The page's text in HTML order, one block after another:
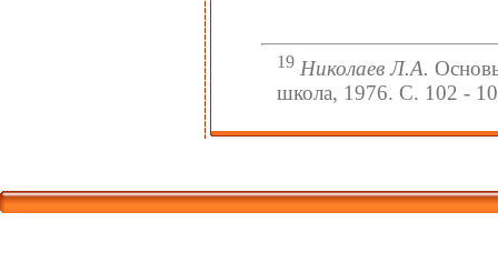
19 Николаев Л.А.
школа, 1976. С. 102 -